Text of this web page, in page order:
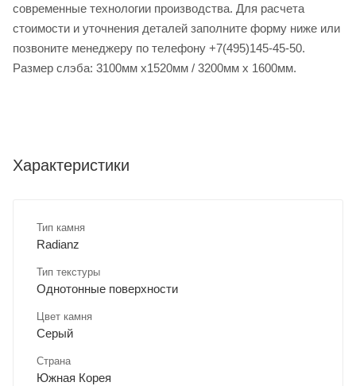
современные технологии производства. Для расчета
стоимости и уточнения деталей заполните форму ниже или
позвоните менеджеру по телефону +7(495)145-45-50.
Размер слэба: 3100мм х1520мм / 3200мм х 1600мм.
Характеристики
Тип камня
Radianz
Тип текстуры
Однотонные поверхности
Цвет камня
Серый
Страна
Южная Корея